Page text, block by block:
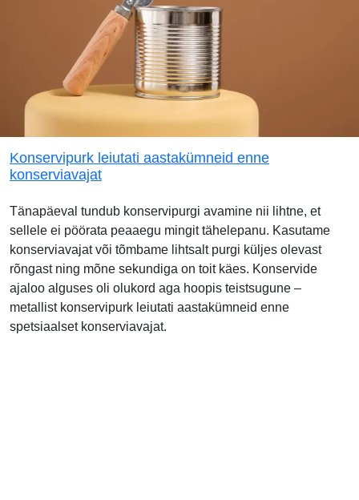
Konservipurk leiutati aastakümneid enne
konserviavajat
Tänapäeval tundub konservipurgi avamine nii lihtne, et
sellele ei pöörata peaaegu mingit tähelepanu. Kasutame
konserviavajat või tõmbame lihtsalt purgi küljes olevast
rõngast ning mõne sekundiga on toit käes. Konservide
ajaloo alguses oli olukord aga hoopis teistsugune –
metallist konservipurk leiutati aastakümneid enne
spetsiaalset konserviavajat.